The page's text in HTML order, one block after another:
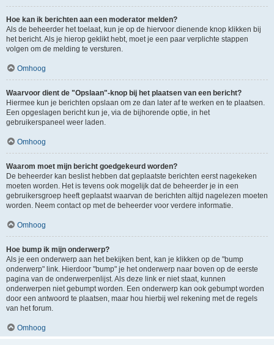
Hoe kan ik berichten aan een moderator melden?
Als de beheerder het toelaat, kun je op de hiervoor dienende knop klikken bij
het bericht. Als je hierop geklikt hebt, moet je een paar verplichte stappen
volgen om de melding te versturen.
Omhoog
Waarvoor dient de "Opslaan"-knop bij het plaatsen van een bericht?
Hiermee kun je berichten opslaan om ze dan later af te werken en te plaatsen.
Een opgeslagen bericht kun je, via de bijhorende optie, in het
gebruikerspaneel weer laden.
Omhoog
Waarom moet mijn bericht goedgekeurd worden?
De beheerder kan beslist hebben dat geplaatste berichten eerst nagekeken
moeten worden. Het is tevens ook mogelijk dat de beheerder je in een
gebruikersgroep heeft geplaatst waarvan de berichten altijd nagelezen moeten
worden. Neem contact op met de beheerder voor verdere informatie.
Omhoog
Hoe bump ik mijn onderwerp?
Als je een onderwerp aan het bekijken bent, kan je klikken op de "bump
onderwerp" link. Hierdoor "bump" je het onderwerp naar boven op de eerste
pagina van de onderwerpenlijst. Als deze link er niet staat, kunnen
onderwerpen niet gebumpt worden. Een onderwerp kan ook gebumpt worden
door een antwoord te plaatsen, maar hou hierbij wel rekening met de regels
van het forum.
Omhoog